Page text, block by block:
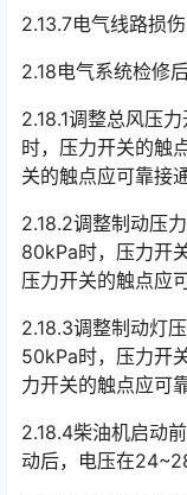
2.13.7电气线路损
2.18电气系统检修
2.18.1调整总风压
时，压力开关的触
关的触点应可靠接通
2.18.2调整制动压
80kPa时，压力开
压力开关的触点应
2.18.3调整制动灯
50kPa时，压力开
力开关的触点应可
2.18.4柴油机启动
动后，电压在